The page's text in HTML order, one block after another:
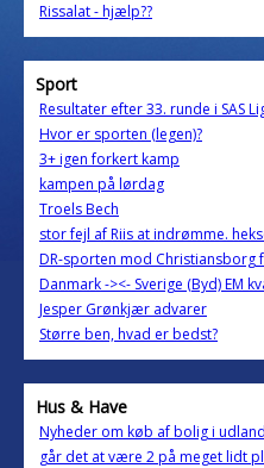
Rissalat - hjælp??
Sport
Resultater efter 33. runde i SAS
Hvor er sporten (legen)?
3+ igen forkert kamp
kampen på lørdag
Troels Bech
stor fejl af Riis at indrømme.
DR-sporten mod Christiansborg
Danmark -><- Sverige (Byd) EM
Jesper Grønkjær advarer
Større ben, hvad er bedst?
Hus & Have
Nyheder om køb af bolig i
går det at være 2 på meget lidt